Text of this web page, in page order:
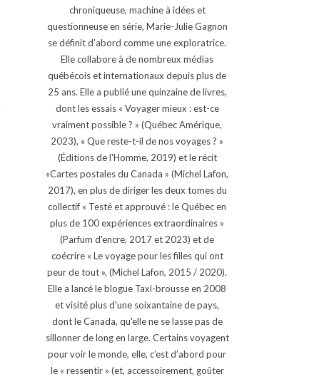
chroniqueuse, machine à idées et
questionneuse en série, Marie-Julie Gagnon
se définit d’abord comme une exploratrice.
Elle collabore à de nombreux médias
québécois et internationaux depuis plus de
25 ans. Elle a publié une quinzaine de livres,
dont les essais « Voyager mieux : est-ce
vraiment possible ? » (Québec Amérique,
2023), « Que reste-t-il de nos voyages ? »
(Éditions de l'Homme, 2019) et le récit
«Cartes postales du Canada » (Michel Lafon,
2017), en plus de diriger les deux tomes du
collectif « Testé et approuvé : le Québec en
plus de 100 expériences extraordinaires »
(Parfum d'encre, 2017 et 2023) et de
coécrire « Le voyage pour les filles qui ont
peur de tout », (Michel Lafon, 2015 / 2020).
Elle a lancé le blogue Taxi-brousse en 2008
et visité plus d'une soixantaine de pays,
dont le Canada, qu'elle ne se lasse pas de
sillonner de long en large. Certains voyagent
pour voir le monde, elle, c’est d’abord pour
le « ressentir » (et, accessoirement, goûter